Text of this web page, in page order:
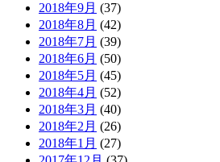
2018年9月 (37)
2018年8月 (42)
2018年7月 (39)
2018年6月 (50)
2018年5月 (45)
2018年4月 (52)
2018年3月 (40)
2018年2月 (26)
2018年1月 (27)